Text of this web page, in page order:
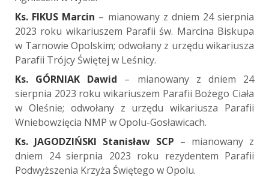
Ks. FIKUS Marcin – mianowany z dniem 24 sierpnia
2023 roku wikariuszem Parafii św. Marcina Biskupa
w Tarnowie Opolskim; odwołany z urzędu wikariusza
Parafii Trójcy Świętej w Leśnicy.
Ks. GÓRNIAK Dawid – mianowany z dniem 24
sierpnia 2023 roku wikariuszem Parafii Bożego Ciała
w Oleśnie; odwołany z urzędu wikariusza Parafii
Wniebowzięcia NMP w Opolu-Gosławicach.
Ks. JAGODZIŃSKI Stanisław SCP – mianowany z
dniem 24 sierpnia 2023 roku rezydentem Parafii
Podwyższenia Krzyża Świętego w Opolu.